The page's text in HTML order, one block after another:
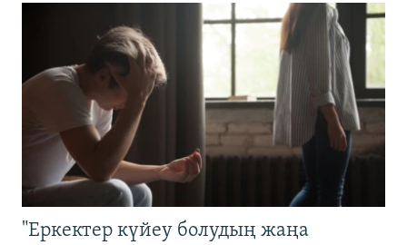
"Еркектер күйеу болудың жаңа